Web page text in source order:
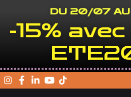
DU 20/07
-15%